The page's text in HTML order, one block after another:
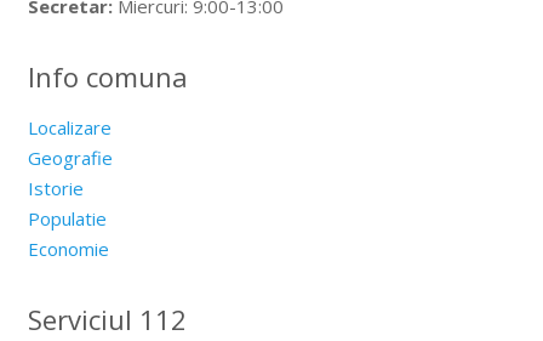
Secretar:Miercuri: 9:00-13:00
Info comuna
Localizare
Geografie
Istorie
Populatie
Economie
Serviciul 112